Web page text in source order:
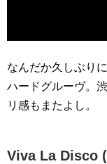
なんだか久しぶり
ハードグルーヴ。
リ感もまたよし。
Viva La Disco